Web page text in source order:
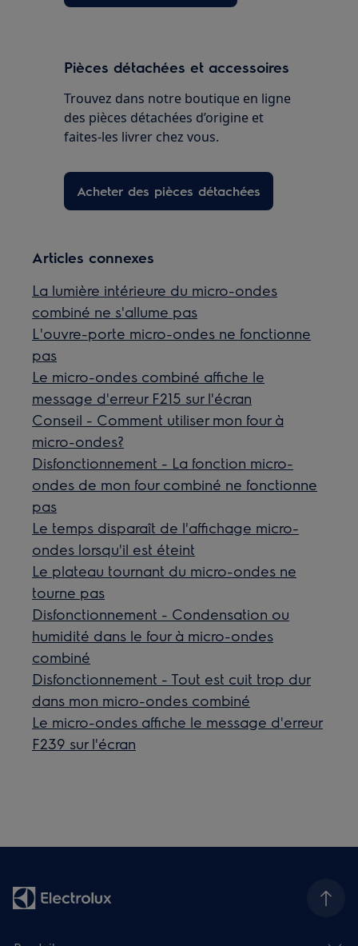
Pièces détachées et accessoires
Trouvez dans notre boutique en ligne
des pièces détachées d’origine et
faites-les livrer chez vous.
Acheter des pièces détachées
Articles connexes
La lumière intérieure du micro-ondes
combiné ne s'allume pas
L'ouvre-porte micro-ondes ne fonctionne
pas
Le micro-ondes combiné affiche le
message d'erreur F215 sur l'écran
Conseil - Comment utiliser mon four à
micro-ondes?
Disfonctionnement - La fonction micro-
ondes de mon four combiné ne fonctionne
pas
Le temps disparaît de l'affichage micro-
ondes lorsqu'il est éteint
Le plateau tournant du micro-ondes ne
tourne pas
Disfonctionnement - Condensation ou
humidité dans le four à micro-ondes
combiné
Disfonctionnement - Tout est cuit trop dur
dans mon micro-ondes combiné
Le micro-ondes affiche le message d'erreur
F239 sur l'écran